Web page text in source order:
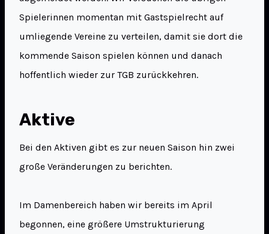
Spielerinnen momentan mit Gastspielrecht auf
umliegende Vereine zu verteilen, damit sie dort die
kommende Saison spielen können und danach
hoffentlich wieder zur TGB zurückkehren.
Aktive
Bei den Aktiven gibt es zur neuen Saison hin zwei
große Veränderungen zu berichten.
Im Damenbereich haben wir bereits im April
begonnen, eine größere Umstrukturierung